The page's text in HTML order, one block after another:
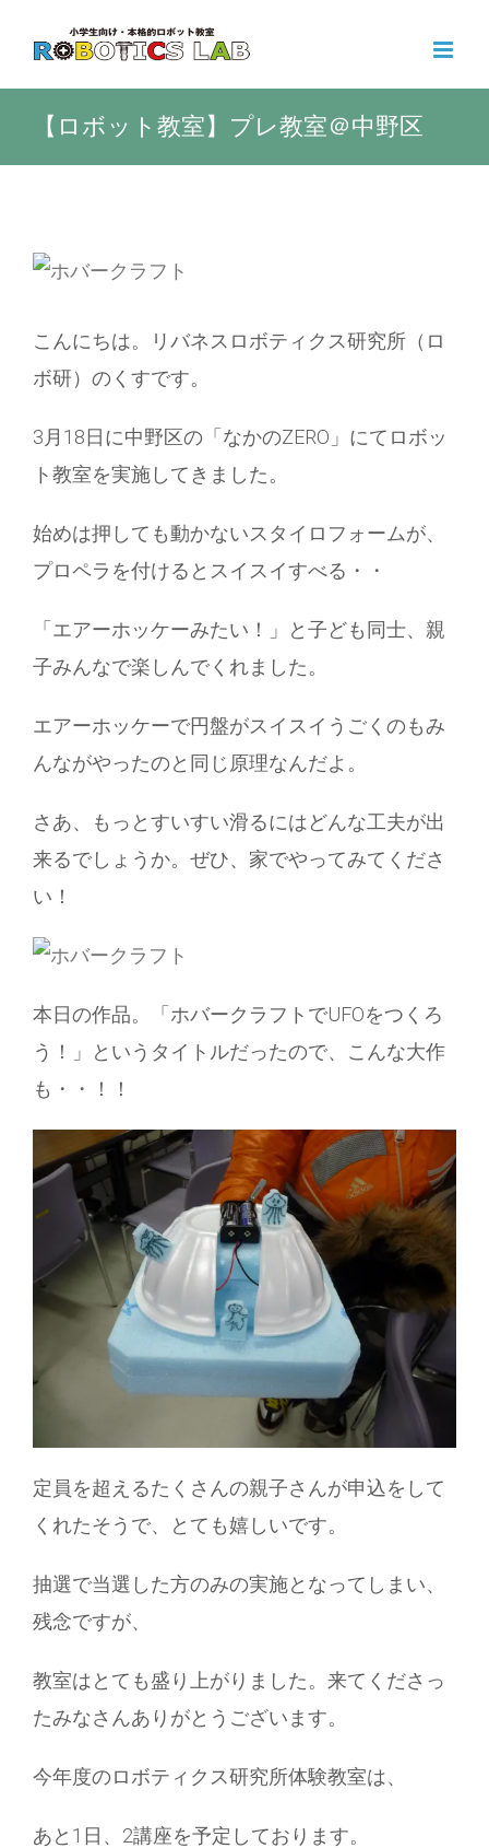
content
【ロボット教室】プレ教室＠中野区
View
Image
こんにちは。リバネスロボティクス研究所（ロ
ボ研）のくすです。
3月18日に中野区の「なかのZERO」にてロボッ
ト教室を実施してきました。
始めは押しても動かないスタイロフォームが、
プロペラを付けるとスイスイすべる・・
「エアーホッケーみたい！」と子ども同士、親
子みんなで楽しんでくれました。
エアーホッケーで円盤がスイスイうごくのもみ
んながやったのと同じ原理なんだよ。
さあ、もっとすいすい滑るにはどんな工夫が出
来るでしょうか。ぜひ、家でやってみてくださ
い！
本日の作品。「ホバークラフトでUFOをつくろ
う！」というタイトルだったので、こんな大作
も・・！！
定員を超えるたくさんの親子さんが申込をして
くれたそうで、とても嬉しいです。
抽選で当選した方のみの実施となってしまい、
残念ですが、
教室はとても盛り上がりました。来てくださっ
たみなさんありがとうございます。
今年度のロボティクス研究所体験教室は、
あと1日、2講座を予定しております。